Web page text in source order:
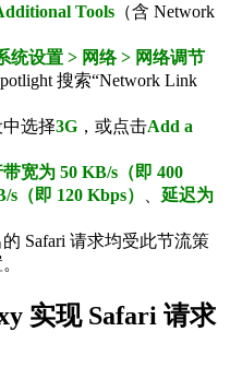
Tools （含 Network
统设置 > 网络 > 网络调节
搜索“Network Link
选择3G ，或点击Add a
宽为 50 KB/s（即 400
（即 120 Kbps） 、 延迟为
Safari 请求均受此节流策
实现 Safari 请求